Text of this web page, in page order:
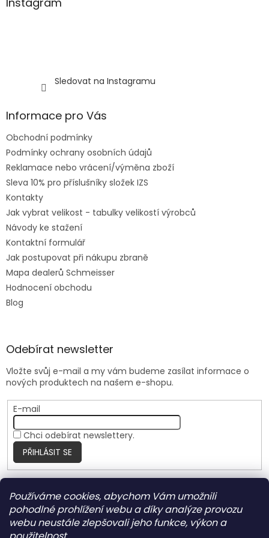
Používáme cookies, abychom Vám umožnili
pohodlné prohlížení webu a díky analýze provozu
webu neustále zlepšovali jeho funkce, výkon a
Sledovat na Instagramu
Informace pro Vás
Obchodní podmínky
Podmínky ochrany osobních údajů
Reklamace nebo vrácení/výměna zboží
Sleva 10% pro příslušníky složek IZS
Kontakty
Jak vybrat velikost - tabulky velikostí výrobců
Návody ke stažení
Kontaktní formulář
Jak postupovat při nákupu zbraně
Mapa dealerů Schmeisser
Hodnocení obchodu
Blog
Odebírat newsletter
Vložte svůj e-mail a my vám budeme zasílat informace o
nových produktech na našem e-shopu.
E-mail
Chci odebírat newslettery.
PŘIHLÁSIT SE
Nite Ize Czech